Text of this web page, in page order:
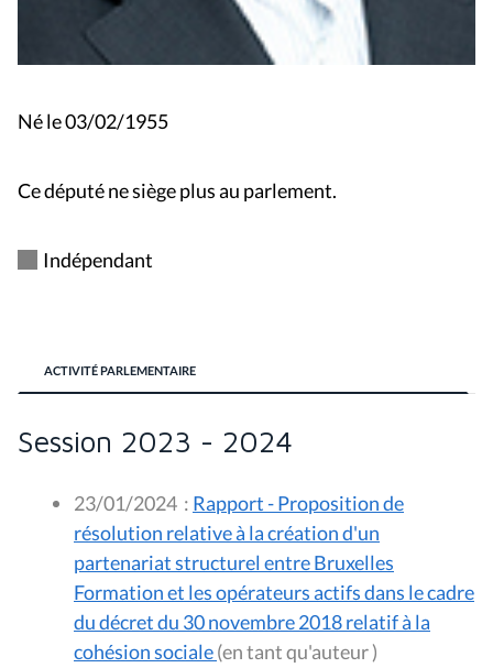
Né le 03/02/1955
Ce député ne siège plus au parlement.
Indépendant
ACTIVITÉ PARLEMENTAIRE
Session 2023 - 2024
23/01/2024 : Rapport - Proposition de
résolution relative à la création d'un
partenariat structurel entre Bruxelles
Formation et les opérateurs actifs dans le cadre
du décret du 30 novembre 2018 relatif à la
cohésion sociale
(en tant qu'auteur )